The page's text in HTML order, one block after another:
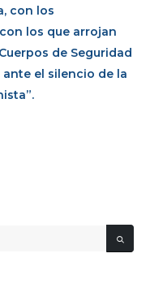
con los
los que arrojan
de Seguridad
el silencio de la